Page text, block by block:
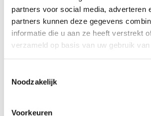
partners voor social media, adverteren
partners kunnen deze gegevens
informatie die u aan ze heeft verstrekt
verzameld op basis van uw gebruik van
Noodzakelijk
Voorkeuren